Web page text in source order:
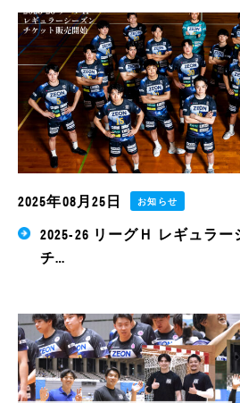
2025年08月25日 お知らせ
2025-26 リーグＨ レギュラ
チ…